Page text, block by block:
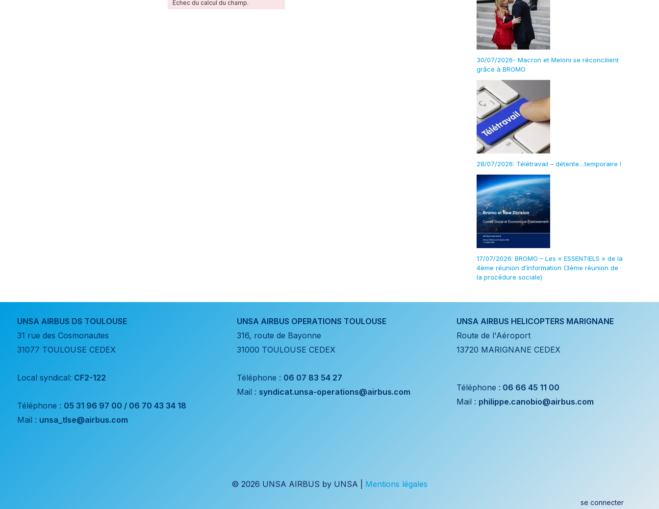
Échec du calcul du champ.
30/07/2026- Macron et Meloni se réconcilient
grâce à BROMO
28/07/2026: Télétravail – détente…temporaire !
17/07/2026: BROMO – Les « ESSENTIELS » de la
4ème réunion d’information (3ème réunion de
la procédure sociale)
UNSA AIRBUS DS TOULOUSE
31 rue des Cosmonautes
31077 TOULOUSE CEDEX
Local syndical: CF2-122
Téléphone : 05 31 96 97 00 / 06 70 43 34 18
Mail : unsa_tlse@airbus.com
UNSA AIRBUS OPERATIONS TOULOUSE
316, route de Bayonne
31000 TOULOUSE CEDEX
Téléphone : 06 07 83 54 27
Mail : syndicat.unsa-operations@airbus.com
UNSA AIRBUS HELICOPTERS MARIGNANE
Route de l'Aéroport
13720 MARIGNANE CEDEX
Téléphone : 06 66 45 11 00
Mail : philippe.canobio@airbus.com
© 2026 UNSA AIRBUS by UNSA | Mentions légales
se connecter